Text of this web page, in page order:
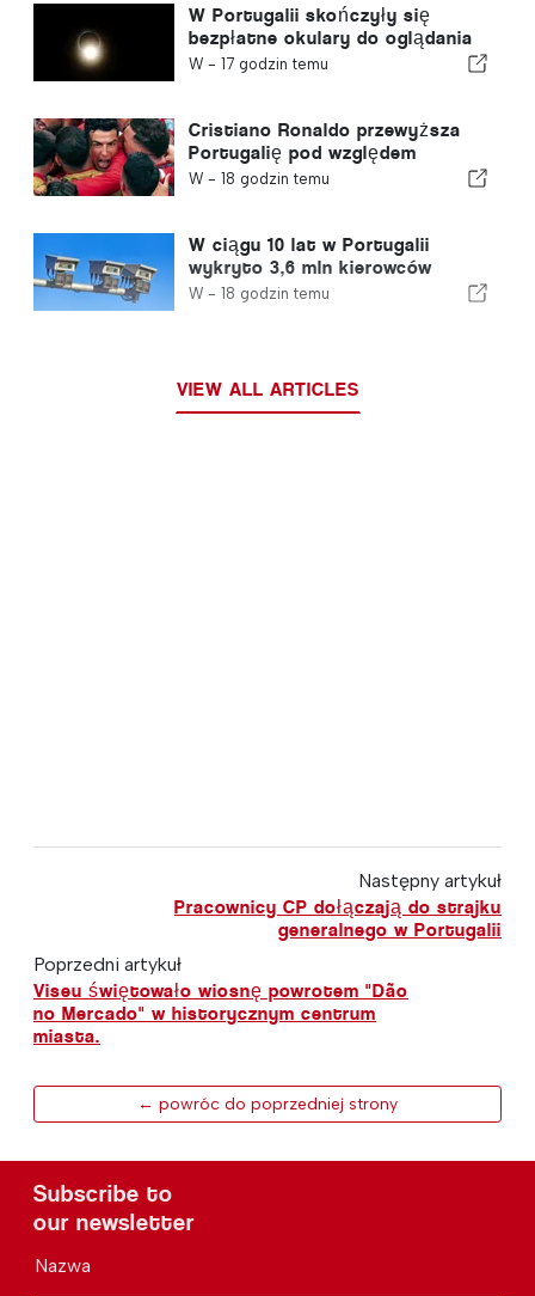
W Portugalii skończyły się
bezpłatne okulary do oglądania
całkowitego zaćmienia Słońca
W - 17 godzin temu
Cristiano Ronaldo przewyższa
Portugalię pod względem
wartości komercyjnej
W - 18 godzin temu
W ciągu 10 lat w Portugalii
wykryto 3,6 mln kierowców
przekraczających prędkość
W - 18 godzin temu
VIEW ALL ARTICLES
Następny artykuł
Pracownicy CP dołączają do strajku
generalnego w Portugalii
Poprzedni artykuł
Viseu świętowało wiosnę powrotem "Dão
no Mercado" w historycznym centrum
miasta.
← powróc do poprzedniej strony
Subscribe to
our newsletter
Nazwa